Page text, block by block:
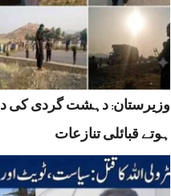
وزیرستان: دہشت گردی کی
ہوتے قبائلی تنازعات